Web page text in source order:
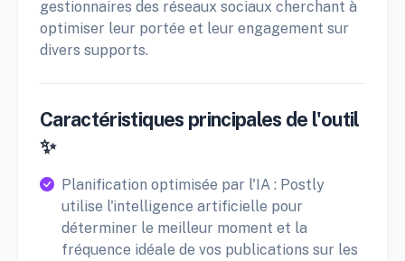
gestionnaires des réseaux sociaux cherchant à
optimiser leur portée et leur engagement sur
divers supports.
Caractéristiques principales de l'outil
✨
Planification optimisée par l'IA : Postly
utilise l'intelligence artificielle pour
déterminer le meilleur moment et la
fréquence idéale de vos publications sur les